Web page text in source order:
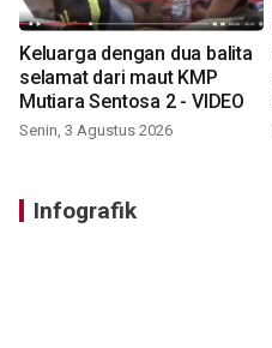
Keluarga dengan dua balita
selamat dari maut KMP
Mutiara Sentosa 2 - VIDEO
Senin, 3 Agustus 2026
Infografik